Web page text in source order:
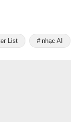
List nhạc AI